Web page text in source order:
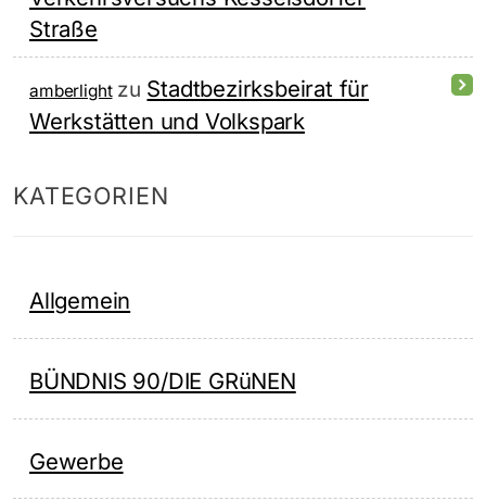
Straße
amberlightzu Stadtbezirksbeirat für
Werkstätten und Volkspark
KATEGORIEN
Allgemein
BÜNDNIS 90/DIE GRüNEN
Gewerbe